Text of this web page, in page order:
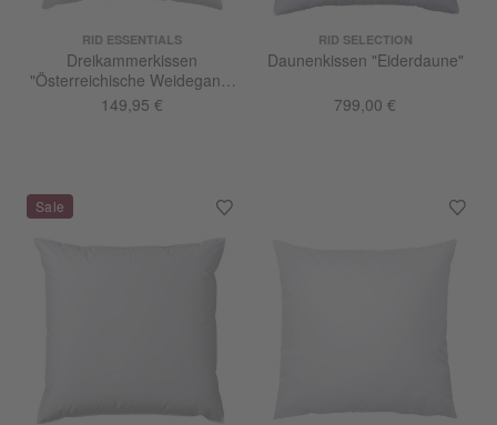
RID ESSENTIALS
Dreikammerkissen
"Österreichische Weidegans"
medium
149,95 €
RID SELECTION
Daunenkissen "Eiderdaune"
799,00 €